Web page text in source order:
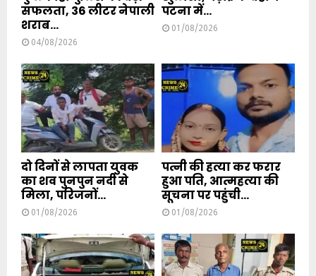
सफलता, 36 लीटर नेपाली
शराब...
04/08/2026
पटना में...
01/08/2026
दो दिनों से लापता युवक
का शव पुनपुन नदी से
मिला, परिजनों...
01/08/2026
पत्नी की हत्या कर फरार
हुआ पति, आत्महत्या की
सूचना पर पहुंची...
01/08/2026